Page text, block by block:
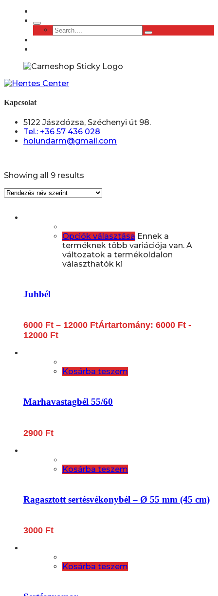
Kapcsolat
5122 Jászdózsa, Széchenyi út 98.
Tel.: +36 57 436 028
holundarm@gmail.com
Showing all 9 results
Opciók választása Ennek a
terméknek több variációja van. A
változatok a termékoldalon
választhatók ki
Juhbél
6000 Ft – 12000 FtÁrtartomány: 6000 Ft -
12000 Ft
Kosárba teszem
Marhavastagbél 55/60
2900 Ft
Kosárba teszem
Ragasztott sertésvékonybél – Ø 55 mm (45 cm)
3000 Ft
Kosárba teszem